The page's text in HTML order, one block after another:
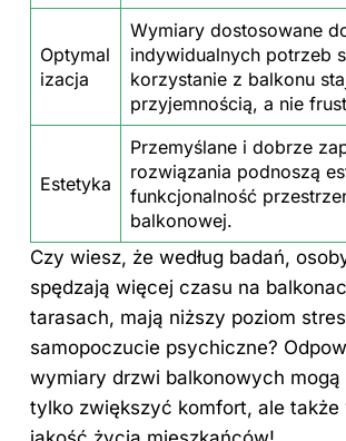
Optymal
izacja
Wymiary dostosowane
indywidualnych potrzeb
korzystanie z balkonu
przyjemnością, a nie
Estetyka
Przemyślane i dobrze
rozwiązania podnoszą
funkcjonalność
balkonowej.
Czy wiesz, że według badań,
spędzają więcej czasu na
tarasach, mają niższy poziom
samopoczucie psychiczne?
wymiary drzwi balkonowych mogą
tylko zwiększyć komfort, ale także